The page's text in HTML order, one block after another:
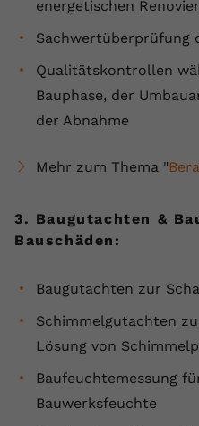
energetischen
Sachwertüberprüfung
Qualitätskontrollen
Bauphase, der
der Abnahme
Mehr zum Thema "
3. Baugutachten &
Bauschäden:
Baugutachten zur
Schimmelgutachten
Lösung von
Baufeuchtemessung
Bauwerksfeuchte
Videos von
gesehen
Name yt-remote-
Laufzeit Session
Zweck
YouTube